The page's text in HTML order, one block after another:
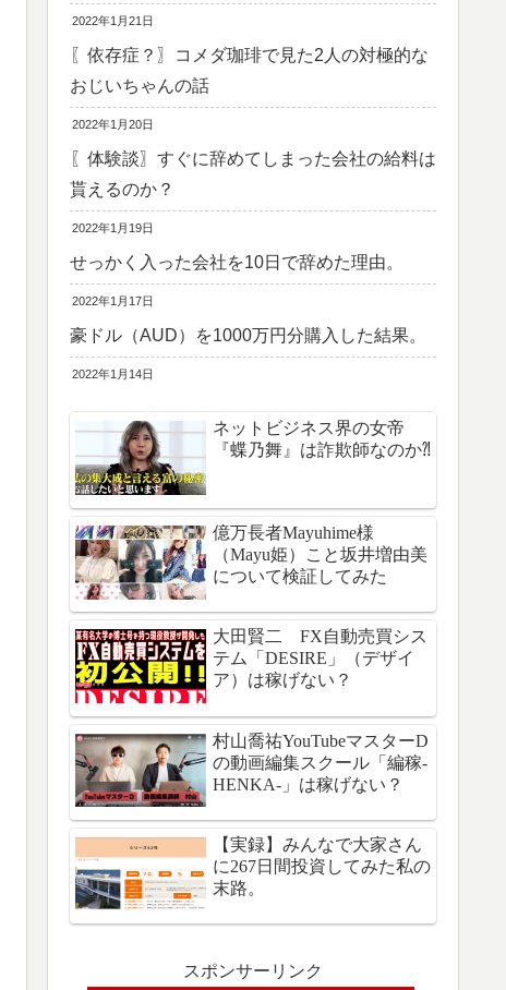
2022年1月21日
〖依存症？〗コメダ珈琲で見た2人の対極的な
おじいちゃんの話
2022年1月20日
〖体験談〗すぐに辞めてしまった会社の給料は
貰えるのか？
2022年1月19日
せっかく入った会社を10日で辞めた理由。
2022年1月17日
豪ドル（AUD）を1000万円分購入した結果。
2022年1月14日
ネットビジネス界の女帝
『蝶乃舞』は詐欺師なのか⁈
億万長者Mayuhime様
（Mayu姫）こと坂井増由美
について検証してみた
大田賢二 FX自動売買シス
テム「DESIRE」（デザイ
ア）は稼げない？
村山喬祐YouTubeマスターD
の動画編集スクール「編稼-
HENKA-」は稼げない？
【実録】みんなで大家さん
に267日間投資してみた私の
末路。
スポンサーリンク